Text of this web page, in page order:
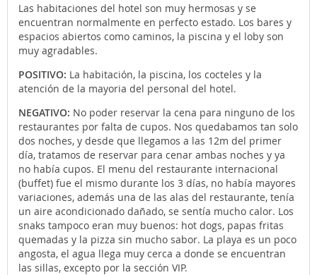
Las habitaciones del hotel son muy hermosas y se
encuentran normalmente en perfecto estado. Los bares y
espacios abiertos como caminos, la piscina y el loby son
muy agradables.
POSITIVO: La habitación, la piscina, los cocteles y la
atención de la mayoria del personal del hotel.
NEGATIVO: No poder reservar la cena para ninguno de los
restaurantes por falta de cupos. Nos quedabamos tan solo
dos noches, y desde que llegamos a las 12m del primer
día, tratamos de reservar para cenar ambas noches y ya
no había cupos. El menu del restaurante internacional
(buffet) fue el mismo durante los 3 días, no había mayores
variaciones, además una de las alas del restaurante, tenía
un aire acondicionado dañado, se sentía mucho calor. Los
snaks tampoco eran muy buenos: hot dogs, papas fritas
quemadas y la pizza sin mucho sabor. La playa es un poco
angosta, el agua llega muy cerca a donde se encuentran
las sillas, excepto por la sección VIP.